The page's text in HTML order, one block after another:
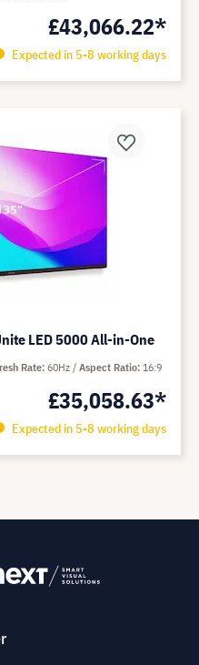
£43,066.22*
Expected in 5-8 working days
LED 5000 All-in-One
£35,058.63*
Expected in 5-8 working days
Rate 60Hz Aspect Ratio 16:9